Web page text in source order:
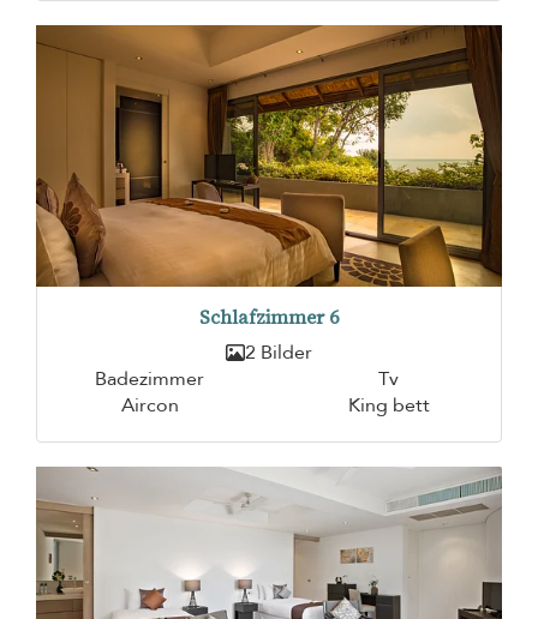
Schlafzimmer 6
2 Bilder
Badezimmer
Tv
Aircon
King bett